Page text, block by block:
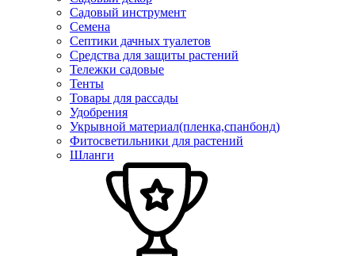
Садовый инструмент
Семена
Септики дачных туалетов
Средства для защиты растений
Тележки садовые
Тенты
Товары для рассады
Удобрения
Укрывной материал(пленка,спанбонд)
Фитосветильники для растений
Шланги